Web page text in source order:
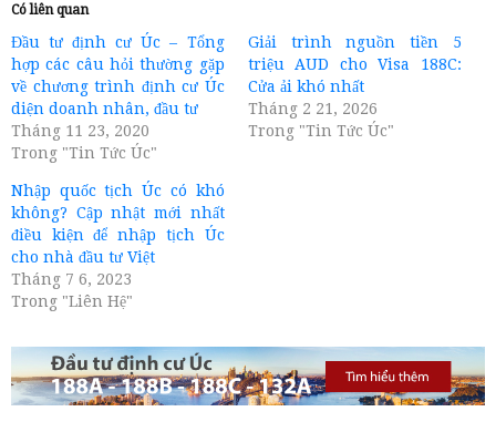
Có liên quan
Đầu tư định cư Úc – Tổng
hợp các câu hỏi thường gặp
về chương trình định cư Úc
diện doanh nhân, đầu tư
Tháng 11 23, 2020
Trong "Tin Tức Úc"
Giải trình nguồn tiền 5
triệu AUD cho Visa 188C:
Cửa ải khó nhất
Tháng 2 21, 2026
Trong "Tin Tức Úc"
Nhập quốc tịch Úc có khó
không? Cập nhật mới nhất
điều kiện để nhập tịch Úc
cho nhà đầu tư Việt
Tháng 7 6, 2023
Trong "Liên Hệ"